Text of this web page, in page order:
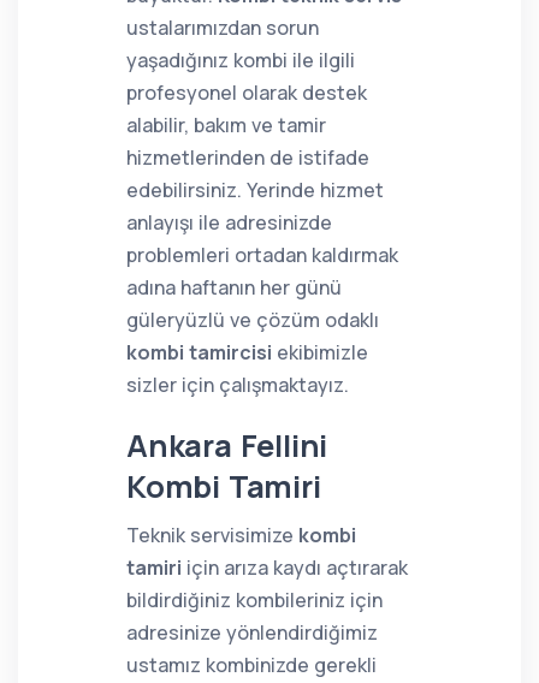
ustalarımızdan sorun
yaşadığınız kombi ile ilgili
profesyonel olarak destek
alabilir, bakım ve tamir
hizmetlerinden de istifade
edebilirsiniz. Yerinde hizmet
anlayışı ile adresinizde
problemleri ortadan kaldırmak
adına haftanın her günü
güleryüzlü ve çözüm odaklı
kombi tamircisi ekibimizle
sizler için çalışmaktayız.
Ankara Fellini
Kombi Tamiri
Teknik servisimize kombi
tamiri için arıza kaydı açtırarak
bildirdiğiniz kombileriniz için
adresinize yönlendirdiğimiz
ustamız kombinizde gerekli